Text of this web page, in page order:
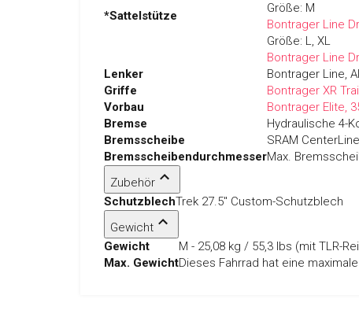
*Sattelstütze
Größe: M
Bontrager Line
Größe: L, XL
Bontrager Line
Lenker
Bontrager Line,
Griffe
Bontrager XR
Vorbau
Bontrager Elite,
Bremse
Hydraulische 4-
Bremsscheibe
SRAM
BremsscheibendurchmesserMax.
Zubehör
SchutzblechTrek 27.5" Custom-Schutzblech
Gewicht
Gewicht
M - 25,08 kg / 55,3 lbs (mit TLR-
Max. GewichtDieses Fahrrad hat eine